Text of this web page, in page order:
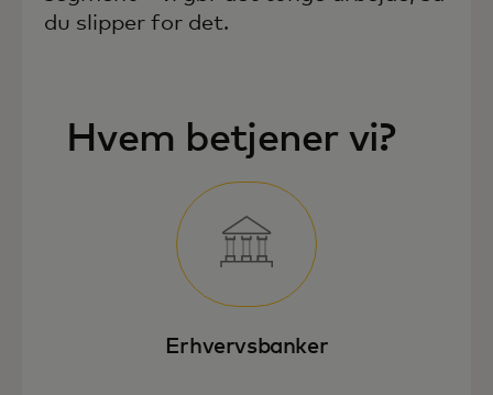
du slipper for det.
Hvem betjener vi?
Erhvervsbanker